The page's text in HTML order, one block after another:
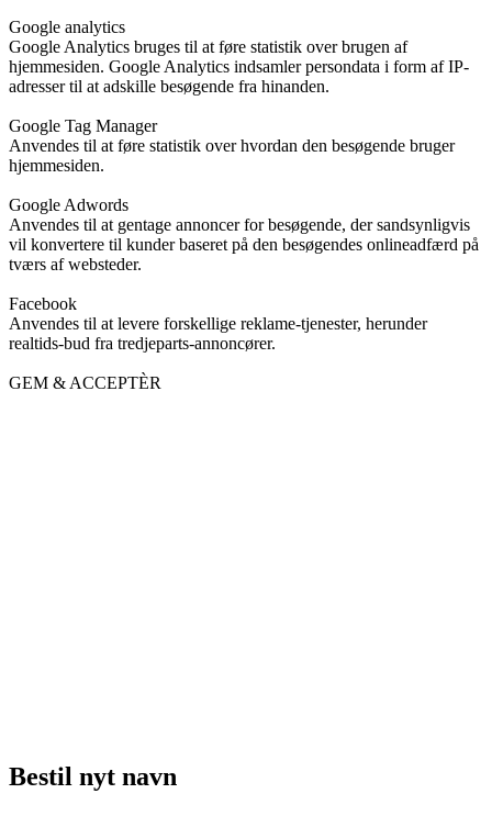
Google analytics
Google Analytics bruges til at føre statistik over brugen af
hjemmesiden. Google Analytics indsamler persondata i form af IP-
adresser til at adskille besøgende fra hinanden.
Google Tag Manager
Anvendes til at føre statistik over hvordan den besøgende bruger
hjemmesiden.
Google Adwords
Anvendes til at gentage annoncer for besøgende, der sandsynligvis
vil konvertere til kunder baseret på den besøgendes onlineadfærd på
tværs af websteder.
Facebook
Anvendes til at levere forskellige reklame-tjenester, herunder
realtids-bud fra tredjeparts-annoncører.
GEM & ACCEPTÈR
Bestil nyt navn